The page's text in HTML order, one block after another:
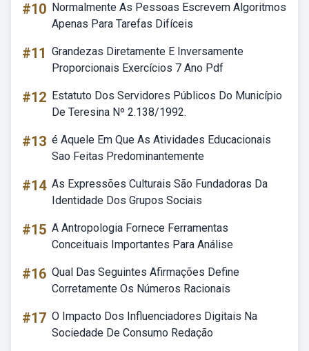
#10 Normalmente As Pessoas Escrevem Algoritmos
Apenas Para Tarefas Difíceis
#11 Grandezas Diretamente E Inversamente
Proporcionais Exercícios 7 Ano Pdf
#12 Estatuto Dos Servidores Públicos Do Município
De Teresina Nº 2.138/1992.
#13 é Aquele Em Que As Atividades Educacionais
Sao Feitas Predominantemente
#14 As Expressões Culturais São Fundadoras Da
Identidade Dos Grupos Sociais
#15 A Antropologia Fornece Ferramentas
Conceituais Importantes Para Análise
#16 Qual Das Seguintes Afirmações Define
Corretamente Os Números Racionais
#17 O Impacto Dos Influenciadores Digitais Na
Sociedade De Consumo Redação